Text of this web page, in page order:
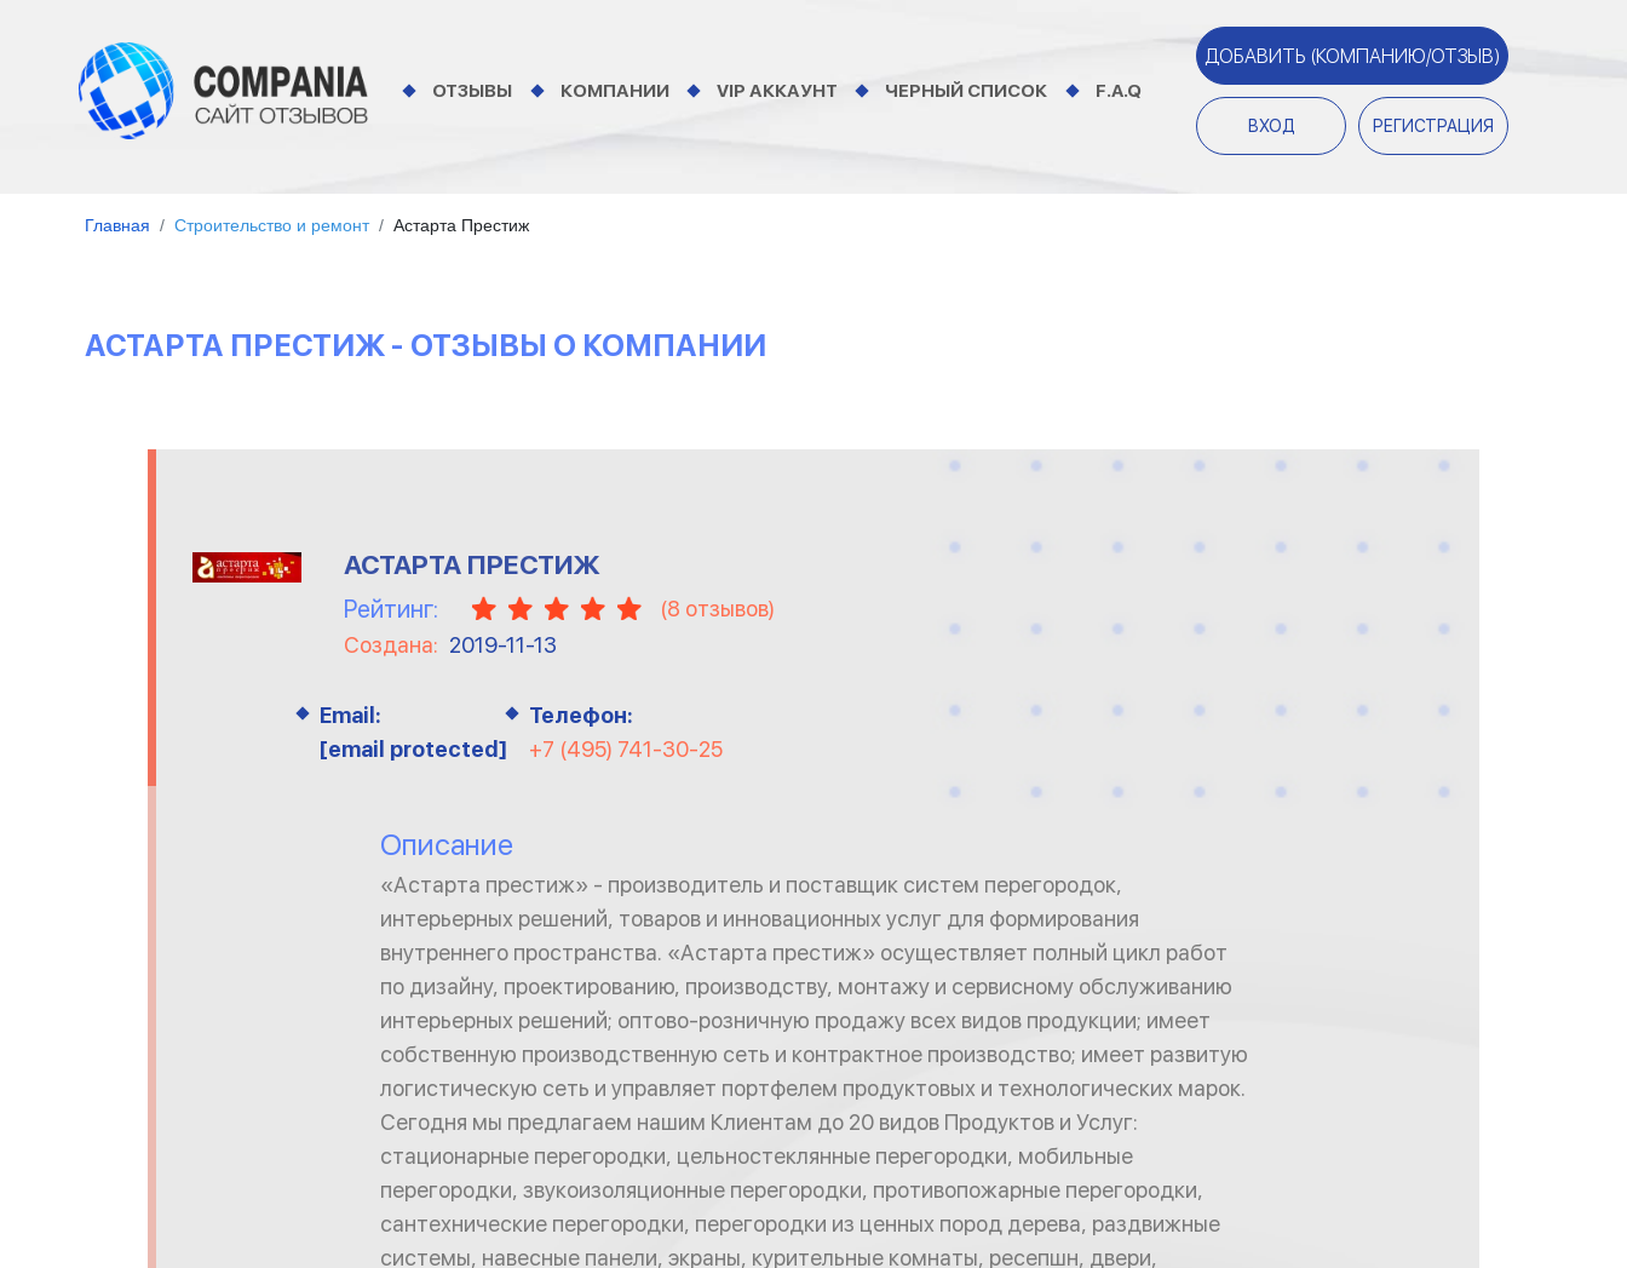
ОТЗЫВЫ КОМПАНИИ VIP АККАУНТ ЧЕРНЫЙ СПИСОК F.A.Q
ДОБАВИТЬ (КОМПАНИЮ/ОТЗЫВ)
ВХОД РЕГИСТРАЦИЯ
Главная Строительство и ремонт Астарта Престиж
АСТАРТА ПРЕСТИЖ - ОТЗЫВЫ О КОМПАНИИ
АСТАРТА ПРЕСТИЖ
Рейтинг: (8 отзывов)
Создана: 2019-11-13
Email:
[email protected]
Телефон:
+7 (495) 741-30-25
Описание
«Астарта престиж» - производитель и поставщик систем перегородок,
интерьерных решений, товаров и инновационных услуг для формирования
внутреннего пространства. «Астарта престиж» осуществляет полный цикл работ
по дизайну, проектированию, производству, монтажу и сервисному обслуживанию
интерьерных решений; оптово-розничную продажу всех видов продукции; имеет
собственную производственную сеть и контрактное производство; имеет развитую
логистическую сеть и управляет портфелем продуктовых и технологических марок.
Сегодня мы предлагаем нашим Клиентам до 20 видов Продуктов и Услуг:
стационарные перегородки, цельностеклянные перегородки, мобильные
перегородки, звукоизоляционные перегородки, противопожарные перегородки,
сантехнические перегородки, перегородки из ценных пород дерева, раздвижные
системы, навесные панели, экраны, курительные комнаты, ресепшн, двери,